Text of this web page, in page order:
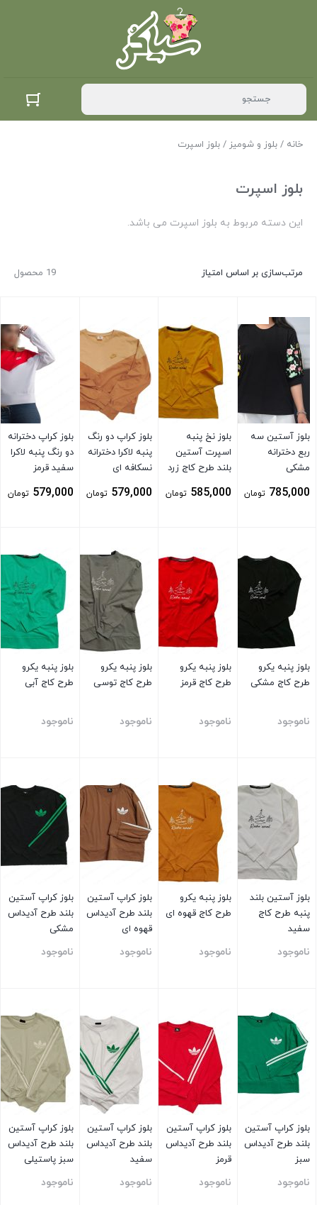
خانه / بلوز و شومیز / بلوز اسپرت
بلوز اسپرت
این دسته مربوط به بلوز اسپرت می باشد.
19 محصول مرتب‌سازی بر اساس امتیاز
بلوز آستین سه
ربع دخترانه
مشکی
785,000 تومان
بلوز نخ پنبه
اسپرت آستین
بلند طرح کاج زرد
585,000 تومان
بلوز کراپ دو رنگ
پنبه لاکرا دخترانه
نسکافه ای
579,000 تومان
بلوز کراپ دخترانه
دو رنگ پنبه لاکرا
سفید قرمز
579,000 تومان
بلوز پنبه یکرو
طرح کاج مشکی
ناموجود
بلوز پنبه یکرو
طرح کاج قرمز
ناموجود
بلوز پنبه یکرو
طرح کاج توسی
ناموجود
بلوز پنبه یکرو
طرح کاج آبی
ناموجود
بلوز آستین بلند
پنبه طرح کاج
سفید
ناموجود
بلوز پنبه یکرو
طرح کاج قهوه ای
ناموجود
بلوز کراپ آستین
بلند طرح آدیداس
قهوه ای
ناموجود
بلوز کراپ آستین
بلند طرح آدیداس
مشکی
ناموجود
بلوز کراپ آستین
بلند طرح آدیداس
سبز
ناموجود
بلوز کراپ آستین
بلند طرح آدیداس
قرمز
ناموجود
بلوز کراپ آستین
بلند طرح آدیداس
سفید
ناموجود
بلوز کراپ آستین
بلند طرح آدیداس
سبز پاستیلی
ناموجود